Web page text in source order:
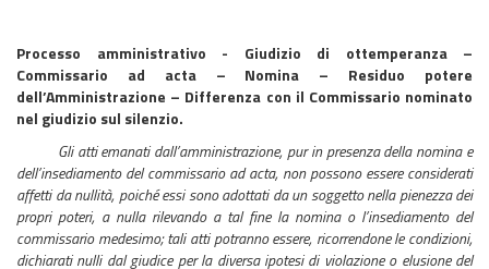
Processo amministrativo - Giudizio di ottemperanza –
Commissario ad acta – Nomina – Residuo potere
dell’Amministrazione – Differenza con il Commissario nominato
nel giudizio sul silenzio.
Gli atti emanati dall’amministrazione, pur in presenza della nomina e
dell’insediamento del commissario ad acta, non possono essere considerati
affetti da nullità, poiché essi sono adottati da un soggetto nella pienezza dei
propri poteri, a nulla rilevando a tal fine la nomina o l’insediamento del
commissario medesimo; tali atti potranno essere, ricorrendone le condizioni,
dichiarati nulli dal giudice per la diversa ipotesi di violazione o elusione del